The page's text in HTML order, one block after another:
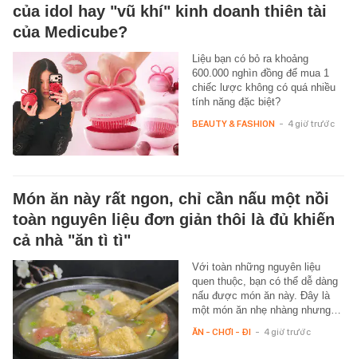
của idol hay "vũ khí" kinh doanh thiên tài
của Medicube?
Liệu bạn có bỏ ra khoảng
600.000 nghìn đồng để mua 1
chiếc lược không có quá nhiều
tính năng đặc biệt?
BEAUTY & FASHION - 4 giờ trước
Món ăn này rất ngon, chỉ cần nấu một nồi
toàn nguyên liệu đơn giản thôi là đủ khiến
cả nhà "ăn tì tì"
Với toàn những nguyên liệu
quen thuộc, bạn có thể dễ dàng
nấu được món ăn này. Đây là
một món ăn nhẹ nhàng nhưng…
ĂN - CHƠI - ĐI - 4 giờ trước